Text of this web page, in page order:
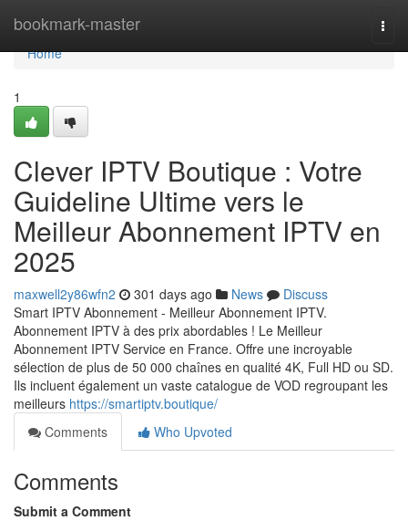
bookmark-master
Home
Home
1
Clever IPTV Boutique : Votre
Guideline Ultime vers le
Meilleur Abonnement IPTV en
2025
maxwell2y86wfn2 301 days ago News
Discuss
Smart IPTV Abonnement - Meilleur Abonnement IPTV.
Abonnement IPTV à des prix abordables ! Le Meilleur
Abonnement IPTV Service en France. Offre une incroyable
sélection de plus de 50 000 chaînes en qualité 4K, Full HD ou SD.
Ils incluent également un vaste catalogue de VOD regroupant les
meilleurs https://smartiptv.boutique/
Comments
Who Upvoted
Comments
Submit a Comment